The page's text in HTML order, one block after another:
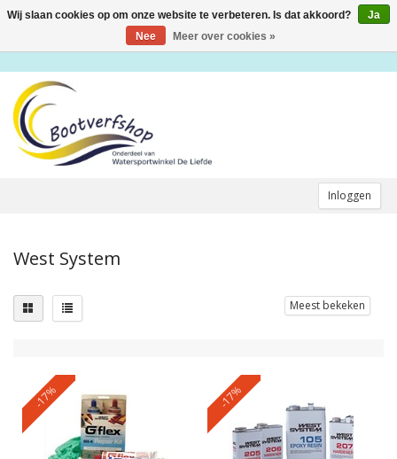
Inloggen
Toggle
West System
Meest bekeken
-17% -17%
Wij slaan cookies op om onze website te verbeteren. Is dat akkoord?
Ja
Nee
Meer over cookies »